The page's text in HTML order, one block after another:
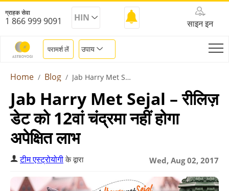
ग्राहक सेवा
1 866 999 9091 HIN
साइन इन
परामर्श लें उपाय
Home Blog Jab Harry Met Sejal
Jab Harry Met Sejal – रीलिज़
डेट को 12वां चंद्रमा नहीं होगा
अपेक्षित लाभ
Wed, Aug 02, 2017
टीम एस्ट्रोयोगीके द्वारा